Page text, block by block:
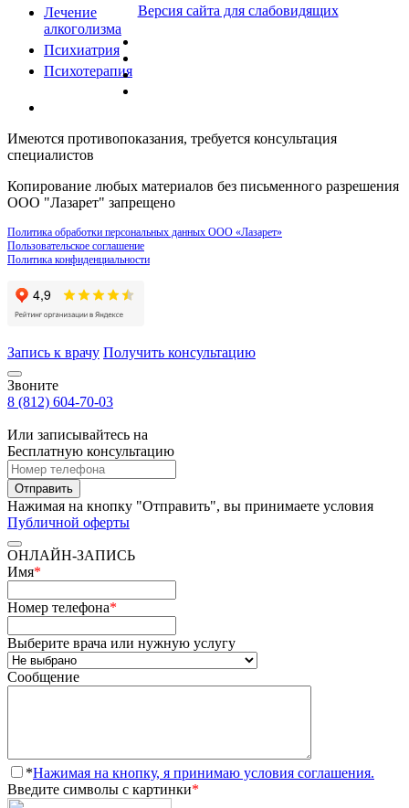
Лечение
алкоголизма
Психиатрия
Психотерапия
Версия сайта для слабовидящих
Имеются противопоказания, требуется консультация
специалистов
Копирование любых материалов без письменного разрешения
ООО "Лазарет" запрещено
Политика обработки персональных данных ООО «Лазарет»
Пользовательское соглашение
Политика конфиденциальности
Запись к врачу Получить консультацию
Звоните
8 (812) 604-70-03
Или записывайтесь на
Бесплатную консультацию
Отправить
Нажимая на кнопку "Отправить", вы принимаете условия
Публичной оферты
ОНЛАЙН-ЗАПИСЬ
Имя*
Номер телефона*
Выберите врача или нужную услугу
Сообщение
*Нажимая на кнопку, я принимаю условия соглашения.
Введите символы с картинки*